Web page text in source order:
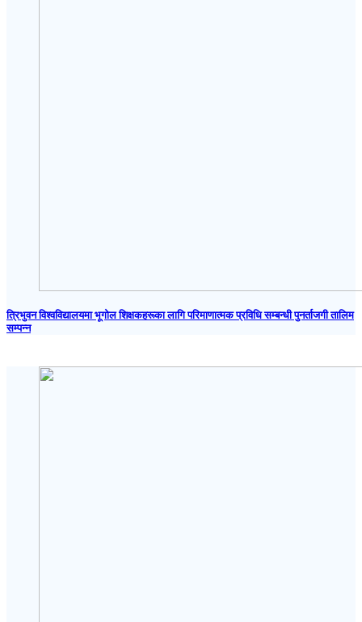
त्रिभुवन विश्वविद्यालयमा भूगोल शिक्षकहरूका लागि परिमाणात्मक प्रविधि सम्बन्धी पुनर्ताजगी तालिम
सम्पन्न